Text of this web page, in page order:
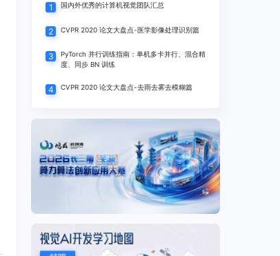
1 国内外优秀的计算机视觉团队汇总
2 CVPR 2020 论文大盘点-医学影像处理识别篇
3
PyTorch 并行训练指南：单机多卡并行、混合精
度、同步 BN 训练
4 CVPR 2020 论文大盘点-去雨去雾去模糊篇